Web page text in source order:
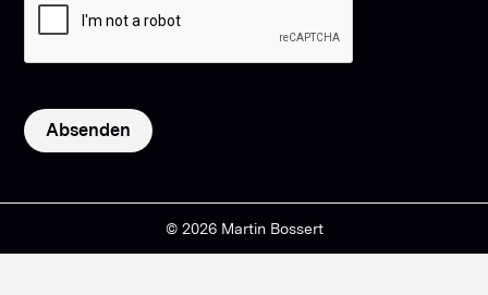
© 2026 Martin Bossert